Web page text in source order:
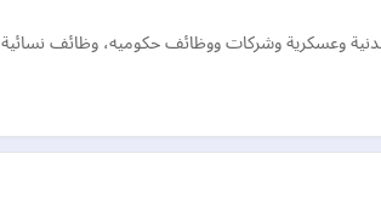
وشركات ووظائف حكوميه، وظائف نسائية